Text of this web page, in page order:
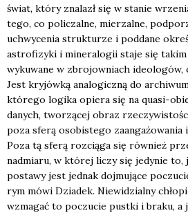
świat, któ­ry zna­lazł się w sta­nie
tego, co poli­czal­ne, mie­rzal­ne,
uchwy­ce­nia struk­tu­rze i pod­da­ne
astro­fi­zy­ki i mine­ra­lo­gii sta­je się takim
wyku­wa­ne w zbro­jow­niach
Jest kry­jów­ką ana­lo­gicz­ną do
któ­re­go logi­ka opie­ra się na quasi-
danych, two­rzą­cej obraz
poza sfe­rą oso­bi­ste­go zaan­ga­żo­wa­nia
Poza tą sfe­rą roz­cią­ga się rów­nież
nad­mia­ru, w któ­rej liczy się jedy­nie to,
posta­wy jest jed­nak doj­mu­ją­ce
rym mówi Dzia­dek. Nie­wi­dzial­ny
wzma­gać to poczu­cie pust­ki i bra­ku,